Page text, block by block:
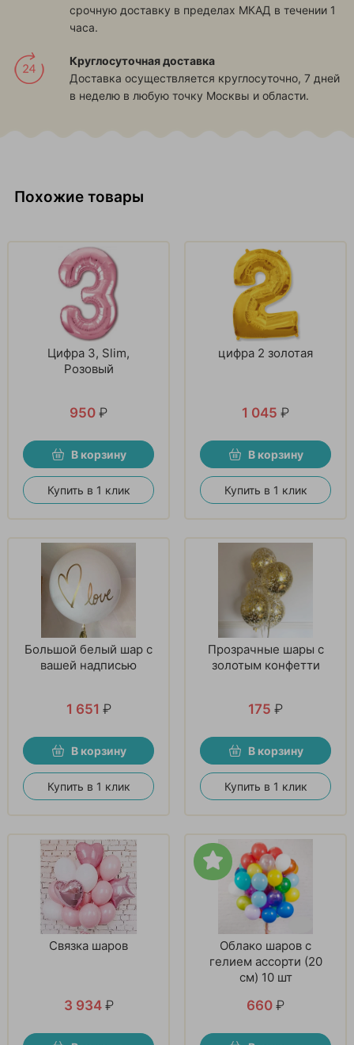
срочную доставку в пределах МКАД в течении 1
часа.
Круглосуточная доставка
Доставка осуществляется круглосуточно, 7 дней
в неделю в любую точку Москвы и области.
Похожие товары
Цифра 3, Slim,
Розовый
950 ₽
В корзину
Купить в 1 клик
цифра 2 золотая
1 045 ₽
В корзину
Купить в 1 клик
Большой белый шар с
вашей надписью
1 651 ₽
В корзину
Купить в 1 клик
Прозрачные шары с
золотым конфетти
175 ₽
В корзину
Купить в 1 клик
Связка шаров
3 934 ₽
Облако шаров с
гелием ассорти (20
см) 10 шт
660 ₽